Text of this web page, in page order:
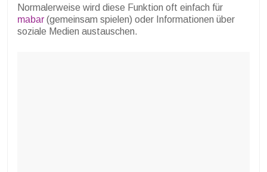
Normalerweise wird diese Funktion oft einfach für
mabar (gemeinsam spielen) oder Informationen über
soziale Medien austauschen.